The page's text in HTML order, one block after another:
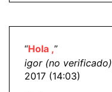
“Hola ,”
igor (no verificado)
2017 (14:03)